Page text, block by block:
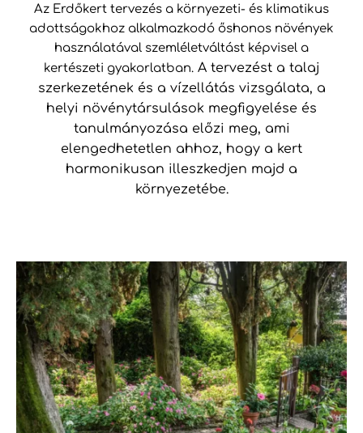
Az Erdőkert tervezés a környezeti- és klimatikus
adottságokhoz alkalmazkodó őshonos növények
használatával szemléletváltást képvisel a
kertészeti gyakorlatban. A tervezést a talaj
szerkezetének és a vízellátás vizsgálata, a
helyi növénytársulások megfigyelése és
tanulmányozása előzi meg, ami
elengedhetetlen ahhoz, hogy a kert
harmonikusan illeszkedjen majd a
környezetébe.